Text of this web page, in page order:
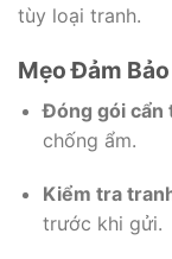
tùy loại tranh.
Mẹo Đảm
Đóng gói cẩn
chống ẩm.
Kiểm tra
trước khi gửi.